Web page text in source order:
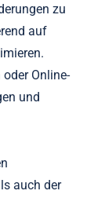
zu
auf
Online-
und
auch der